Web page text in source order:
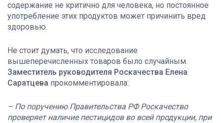
содержание не критично для человека, но постоянное
употребление этих продуктов может причинить вред
здоровью.
Не стоит думать, что исследование
вышеперечисленных товаров было случайным.
Заместитель руководителя Роскачества Елена
Саратцева прокомментировала:
– По поручению Правительства РФ Роскачество
проверяет наличие пестицидов во всей продукции, при